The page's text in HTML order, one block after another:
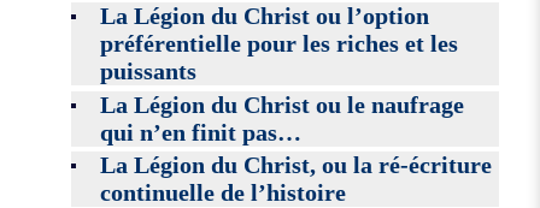
La Légion du Christ ou l’option
préférentielle pour les riches et les
puissants
La Légion du Christ ou le naufrage
qui n’en finit pas…
La Légion du Christ, ou la ré-écriture
continuelle de l’histoire